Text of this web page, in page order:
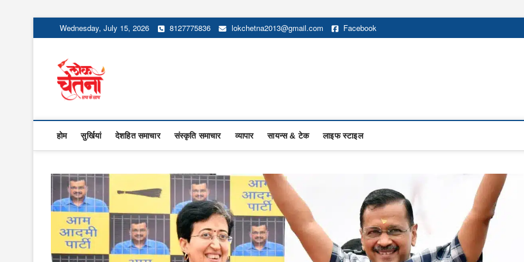
to
Wednesday, July 15, 2026 8127775836 lokchetna2013@gmail.com Facebook
होम सुर्खियां देशहित समाचार संस्कृति समाचार व्यापार सायन्स & टेक लाइफ स्टाइल